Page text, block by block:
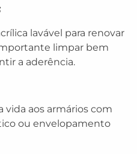
lavável para renovar
limpar bem
a aderência.
vida aos armários com
ou envelopamento